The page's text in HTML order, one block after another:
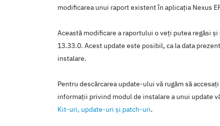
modificarea unui raport existent în aplicaţia Nexus
Această modificare a raportului o veţi putea regăsi
13.33.0. Acest update este posibil, ca la data
instalare.
Pentru descărcarea update-ului vă rugăm să
informaţii privind modul de instalare a unui update
Kit-uri, update-uri şi patch-uri.